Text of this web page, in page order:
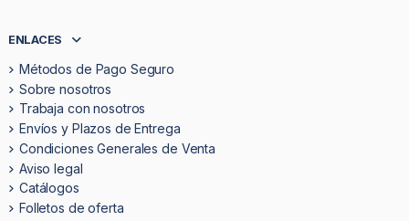
ENLACES
Métodos de Pago Seguro
Sobre nosotros
Trabaja con nosotros
Envíos y Plazos de Entrega
Condiciones Generales de Venta
Aviso legal
Catálogos
Folletos de oferta